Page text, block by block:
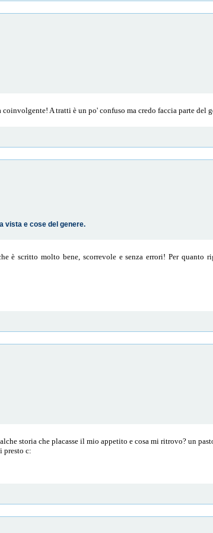
A tratti è un po' confuso ma credo faccia parte del
vista e cose del genere.
è scritto molto bene, scorrevole e senza errori! Per quanto
storia che placasse il mio appetito e cosa mi ritrovo? un
presto c: